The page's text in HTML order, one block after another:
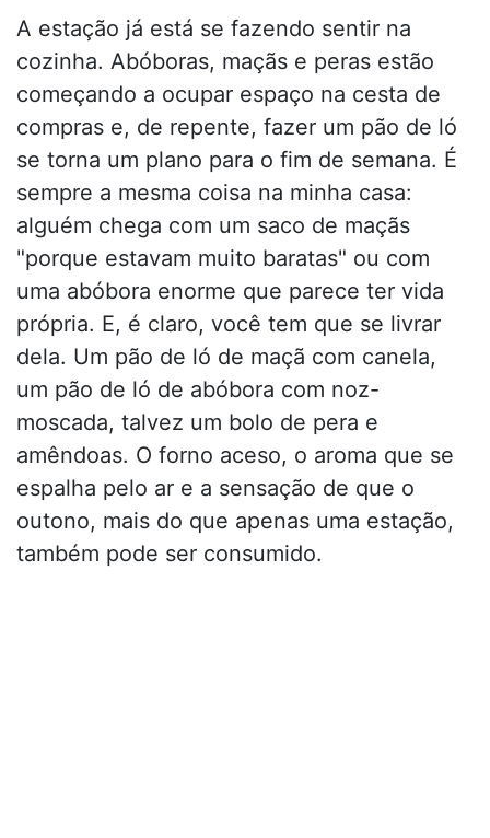
A estação já está se fazendo sentir na
cozinha. Abóboras, maçãs e peras estão
começando a ocupar espaço na cesta de
compras e, de repente, fazer um pão de ló
se torna um plano para o fim de semana. É
sempre a mesma coisa na minha casa:
alguém chega com um saco de maçãs
"porque estavam muito baratas" ou com
uma abóbora enorme que parece ter vida
própria. E, é claro, você tem que se livrar
dela. Um pão de ló de maçã com canela,
um pão de ló de abóbora com noz-
moscada, talvez um bolo de pera e
amêndoas. O forno aceso, o aroma que se
espalha pelo ar e a sensação de que o
outono, mais do que apenas uma estação,
também pode ser consumido.